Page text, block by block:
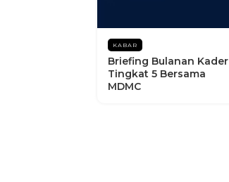
KABAR
Briefing Bulanan Kader
Tingkat 5 Bersama
MDMC